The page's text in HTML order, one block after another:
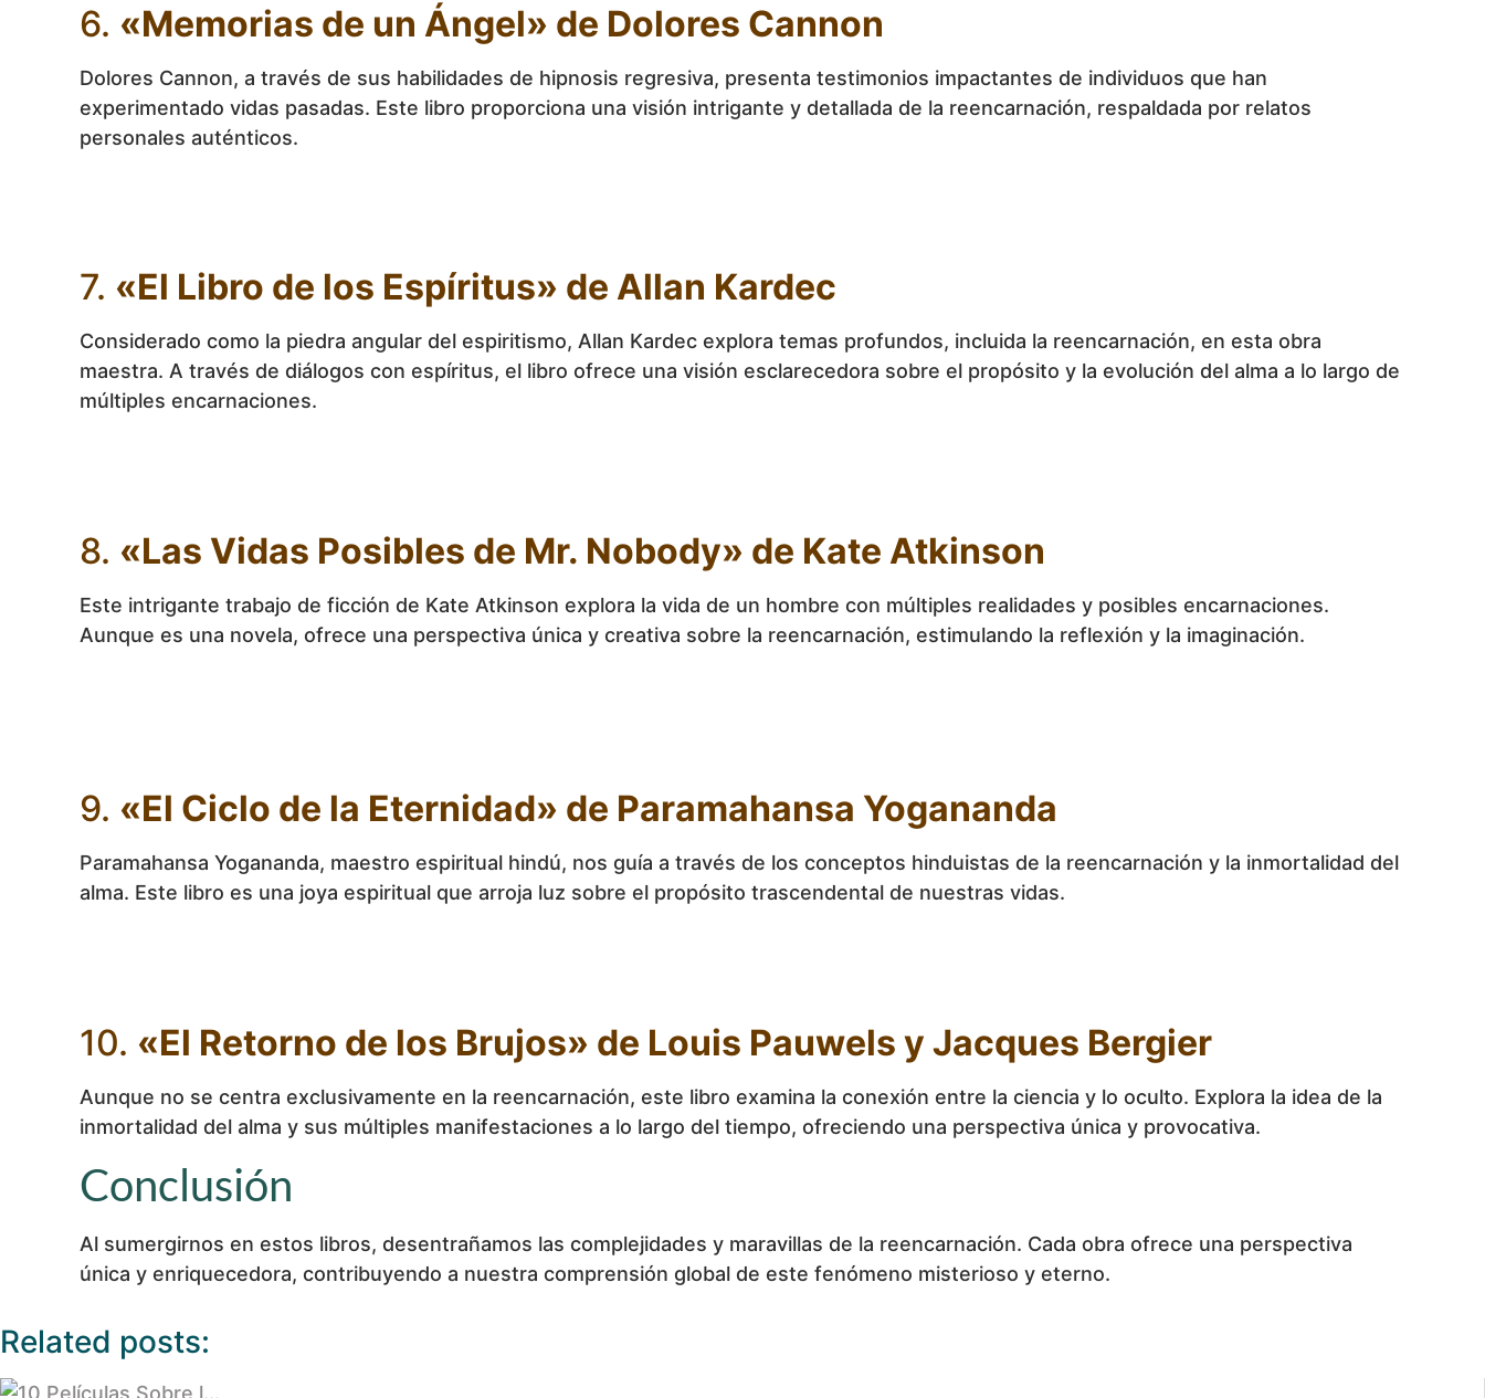
6. «Memorias de un Ángel» de Dolores Cannon
Dolores Cannon, a través de sus habilidades de hipnosis regresiva, presenta testimonios impactantes de individuos que han
experimentado vidas pasadas. Este libro proporciona una visión intrigante y detallada de la reencarnación, respaldada por relatos
personales auténticos.
7. «El Libro de los Espíritus» de Allan Kardec
Considerado como la piedra angular del espiritismo, Allan Kardec explora temas profundos, incluida la reencarnación, en esta obra
maestra. A través de diálogos con espíritus, el libro ofrece una visión esclarecedora sobre el propósito y la evolución del alma a lo largo de
múltiples encarnaciones.
8. «Las Vidas Posibles de Mr. Nobody» de Kate Atkinson
Este intrigante trabajo de ficción de Kate Atkinson explora la vida de un hombre con múltiples realidades y posibles encarnaciones.
Aunque es una novela, ofrece una perspectiva única y creativa sobre la reencarnación, estimulando la reflexión y la imaginación.
9. «El Ciclo de la Eternidad» de Paramahansa Yogananda
Paramahansa Yogananda, maestro espiritual hindú, nos guía a través de los conceptos hinduistas de la reencarnación y la inmortalidad del
alma. Este libro es una joya espiritual que arroja luz sobre el propósito trascendental de nuestras vidas.
10. «El Retorno de los Brujos» de Louis Pauwels y Jacques Bergier
Aunque no se centra exclusivamente en la reencarnación, este libro examina la conexión entre la ciencia y lo oculto. Explora la idea de la
inmortalidad del alma y sus múltiples manifestaciones a lo largo del tiempo, ofreciendo una perspectiva única y provocativa.
Conclusión
Al sumergirnos en estos libros, desentrañamos las complejidades y maravillas de la reencarnación. Cada obra ofrece una perspectiva
única y enriquecedora, contribuyendo a nuestra comprensión global de este fenómeno misterioso y eterno.
Related posts: